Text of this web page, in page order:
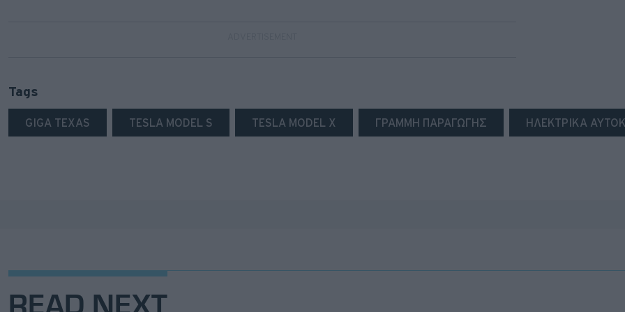
Tags
GIGA TEXAS TESLA MODEL S TESLA MODEL X ΓΡΑΜΜΗ ΠΑΡΑΓΩΓΗΣ ΗΛΕΚΤΡΙΚΑ
READ NEXT